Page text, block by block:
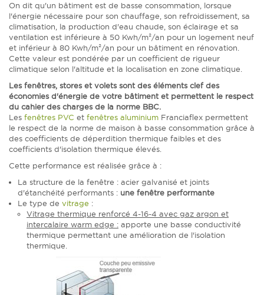
On dit qu'un bâtiment est de basse consommation, lorsque
l'énergie nécessaire pour son chauffage, son refroidissement, sa
climatisation, la production d'eau chaude, son éclairage et sa
ventilation est inférieure à 50 Kwh/m²/an pour un logement neuf
et inférieur à 80 Kwh/m²/an pour un bâtiment en rénovation.
Cette valeur est pondérée par un coefficient de rigueur
climatique selon l'altitude et la localisation en zone climatique.
Les fenêtres, stores et volets sont des éléments clef des
économies d'énergie de votre bâtiment et permettent le respect
du cahier des charges de la norme BBC.
Les fenêtres PVC et fenêtres aluminium Franciaflex permettent
le respect de la norme de maison à basse consommation grâce à
des coefficients de déperdition thermique faibles et des
coefficients d'isolation thermique élevés.
Cette performance est réalisée grâce à :
La structure de la fenêtre : acier galvanisé et joints
d'étanchéité performants : une fenêtre performante
Le type de vitrage :
Vitrage thermique renforcé 4-16-4 avec gaz argon et
intercalaire warm edge : apporte une basse conductivité
thermique permettant une amélioration de l'isolation
thermique.